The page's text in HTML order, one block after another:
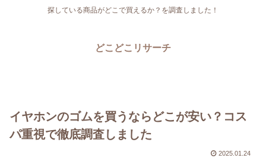
探している商品がどこで買えるか？を調査しました！
どこどこリサーチ
イヤホンのゴムを買うならどこが安い？コス
パ重視で徹底調査しました
2025.01.24